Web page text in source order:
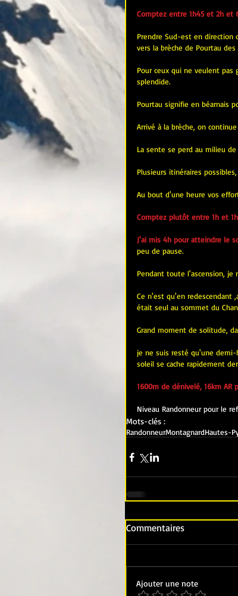
Comptez entre 1h45 et 2h et
Prendre Sud-est en direction
vers la brèche de Pourtau des
Pour ceux qui ne veulent
splendide.
Pourtau signifie en béarnais
Arrivé à la brèche, on
La sente se perd au milieu
Plusieurs itinéraires
Au bout d'une heure vos
Comptez plutôt entre 1h et
J'ai mis 4h pour atteindre le
peu de pause.
Pendant toute l'ascension, je
Ce n'est qu'en redescendant
était seul au sommet du
Grand moment de solitude,
je ne suis resté qu'une
soleil se cache rapidement
1600m de dénivelé, 16km AR
​Niveau Randonneur pour le
Mots-clés :
RandonneurMontagnardHautes-
Commentaires
Ajouter une note